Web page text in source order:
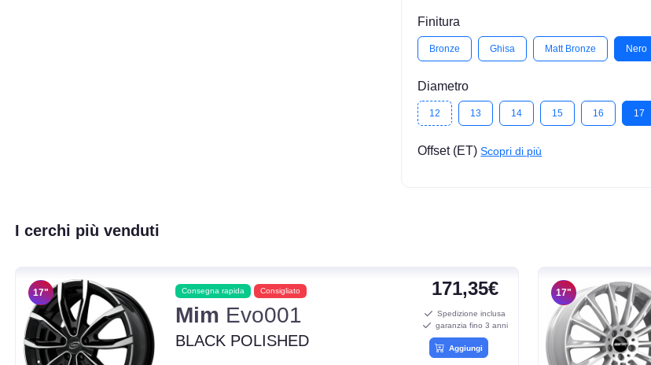
Finitura
Bronze Ghisa Matt Bronze Nero
Diametro
12 13 14 15 16 17
Offset (ET)Scopri di più
I cerchi più venduti
17" Consegna rapida Consigliato
Mim Evo001
BLACK POLISHED
171,35€
Spedizione inclusa
garanzia fino 3 anni
Aggiungi
17"